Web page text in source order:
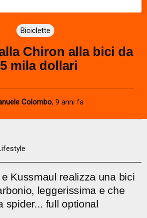
Biciclette
Chiron alla bici da
mila dollari
Colombo, 9 anni fa
Kussmaul realizza una bici
leggerissima e che
spider... full optional